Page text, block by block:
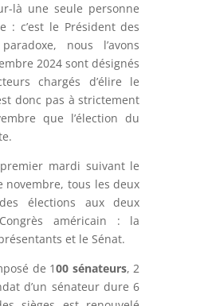
là une seule personne
: c’est le Président des
nous l’avons
2024 sont désignés
chargés d’élire le
donc pas à strictement
que l’élection du
mardi suivant le
novembre, tous les deux
élections aux deux
américain : la
et le Sénat.
de 100 sénateurs, 2
d’un sénateur dure 6